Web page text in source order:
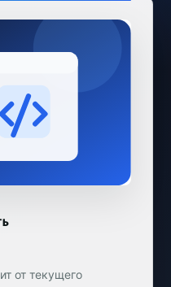
от текущего